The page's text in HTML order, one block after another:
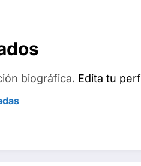
biográfica. Edita tu